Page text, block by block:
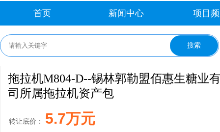
首页 新闻中心 项目
拖拉机M804-D--锡林郭勒盟佰惠生糖业
司所属拖拉机资产包
转让底价： 5.7万元